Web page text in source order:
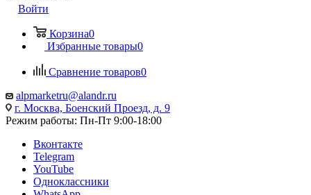
Войти
Корзина0
Избранные товары0
Сравнение товаров0
alpmarketru@alandr.ru
г. Москва, Боенский Проезд, д. 9
Режим работы: Пн-Пт 9:00-18:00
Вконтакте
Telegram
YouTube
Одноклассники